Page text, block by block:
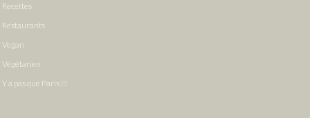
Recettes
Restaurants
Vegan
Végétarien
Y a pas que Paris !!!